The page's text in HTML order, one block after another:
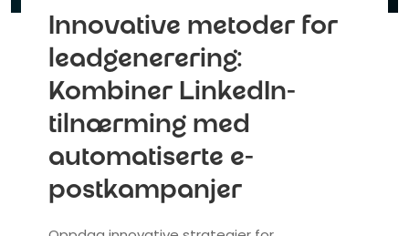
Innovative metoder for
leadgenerering:
Kombiner LinkedIn-
tilnærming med
automatiserte e-
postkampanjer